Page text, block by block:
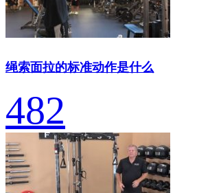
绳索面拉的标准动作是什么
482